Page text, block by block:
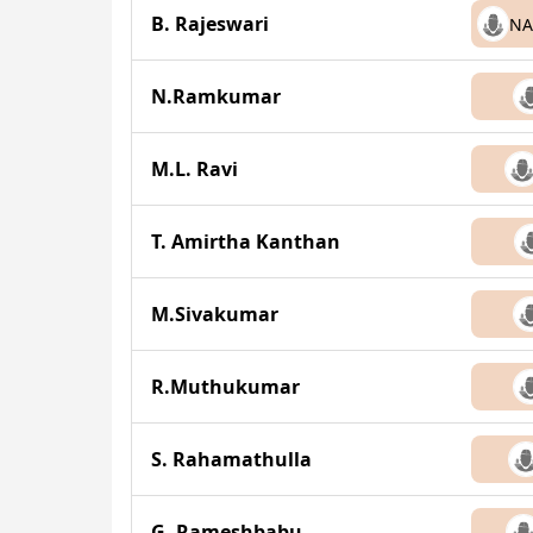
B. Rajeswari
N.Ramkumar
M.L. Ravi
T. Amirtha Kanthan
M.Sivakumar
R.Muthukumar
S. Rahamathulla